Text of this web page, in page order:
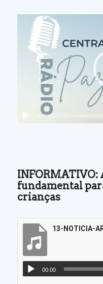
INFORMATIVO:
fundamental
crianças
13-NOTICIA-
00:00